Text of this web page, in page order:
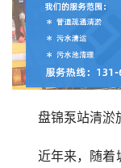
盘锦泵站清淤
近年来，随着